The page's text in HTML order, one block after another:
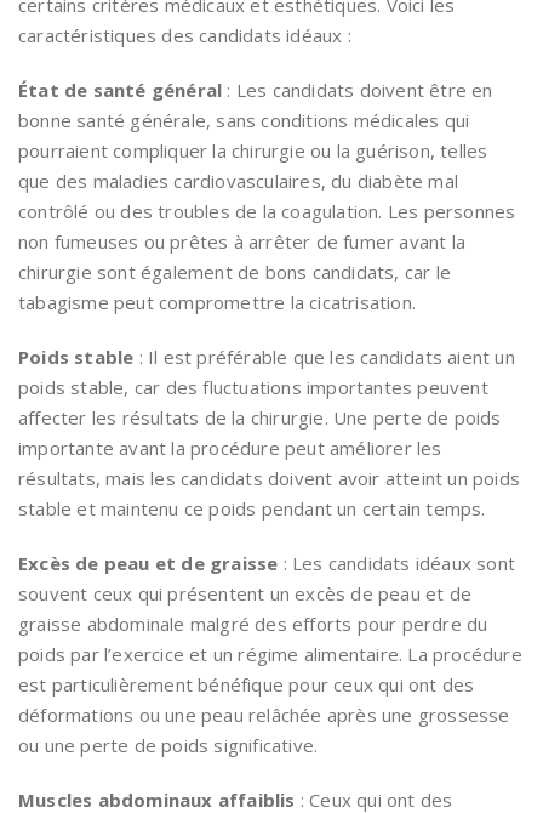
certains critères médicaux et esthétiques. Voici les
caractéristiques des candidats idéaux :
État de santé général : Les candidats doivent être en
bonne santé générale, sans conditions médicales qui
pourraient compliquer la chirurgie ou la guérison, telles
que des maladies cardiovasculaires, du diabète mal
contrôlé ou des troubles de la coagulation. Les personnes
non fumeuses ou prêtes à arrêter de fumer avant la
chirurgie sont également de bons candidats, car le
tabagisme peut compromettre la cicatrisation.
Poids stable : Il est préférable que les candidats aient un
poids stable, car des fluctuations importantes peuvent
affecter les résultats de la chirurgie. Une perte de poids
importante avant la procédure peut améliorer les
résultats, mais les candidats doivent avoir atteint un poids
stable et maintenu ce poids pendant un certain temps.
Excès de peau et de graisse : Les candidats idéaux sont
souvent ceux qui présentent un excès de peau et de
graisse abdominale malgré des efforts pour perdre du
poids par l’exercice et un régime alimentaire. La procédure
est particulièrement bénéfique pour ceux qui ont des
déformations ou une peau relâchée après une grossesse
ou une perte de poids significative.
Muscles abdominaux affaiblis : Ceux qui ont des